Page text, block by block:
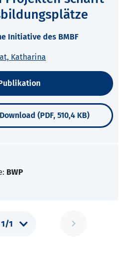
Initiative des BMBF
Katharina
(PDF, 510,4 KB)
BWP